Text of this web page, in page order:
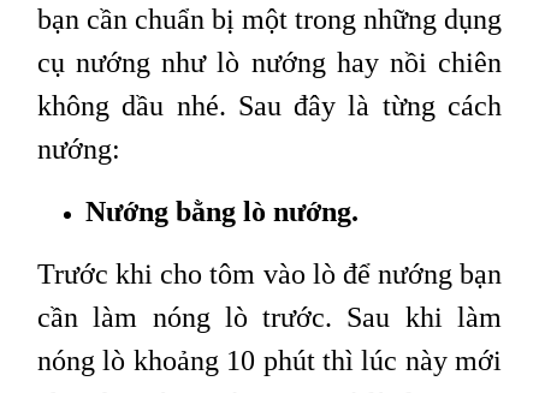
bạn cần chuẩn bị một trong những dụng
cụ nướng như lò nướng hay nồi chiên
không dầu nhé. Sau đây là từng cách
nướng:
Nướng bằng lò nướng.
Trước khi cho tôm vào lò để nướng bạn
cần làm nóng lò trước. Sau khi làm
nóng lò khoảng 10 phút thì lúc này mới